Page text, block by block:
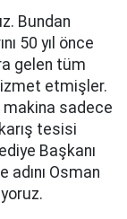
Bundan
50 yıl önce
gelen tüm
etmişler.
makina sadece
tesisi
Başkanı
adını Osman